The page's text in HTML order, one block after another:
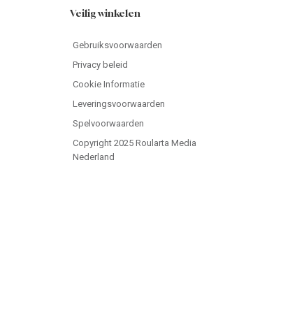
Veilig winkelen
Gebruiksvoorwaarden
Privacy beleid
Cookie Informatie
Leveringsvoorwaarden
Spelvoorwaarden
Copyright 2025 Roularta Media
Nederland